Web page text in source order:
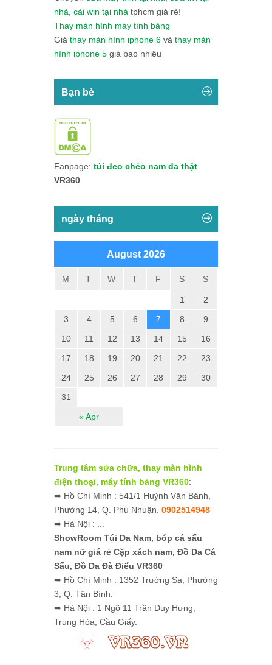
nhà cài win tại nhà tphcm giá rẻ!
Thay màn hình máy tính bảng
Giá thay màn hình iphone 6 và thay màn
hình iphone 5 giá bao nhiêu
Bạn bè
Fanpage: túi đeo chéo nam da thật
VR360
ngày tháng
August 2026
M T W T F S S
« Apr
1
2
3
4 5 6 7 8
9
10
11 12 13 14 15
16
17
18 19 20 21 22
23
24
25 26 27 28 29
30
31
Trung tâm sửa chữa, thay màn hình
điện thoại, máy tính bảng VR360:
➡ Hồ Chí Minh : 541/1 Huỳnh Văn Bánh,
Phường 14, Q. Phú Nhuận. 0902514948
➡ Hà Nội : ...
ShowRoom Túi Da Nam, bóp cá sấu
nam nữ giá rẻ Cặp xách nam, Đồ Da Cá
Sấu, Đồ Da Đà Điểu VR360
➡ Hồ Chí Minh : 1352 Trường Sa, Phường
3, Q. Tân Bình.
➡ Hà Nội : 1 Ngõ 11 Trần Duy Hưng,
Trung Hòa, Cầu Giấy.